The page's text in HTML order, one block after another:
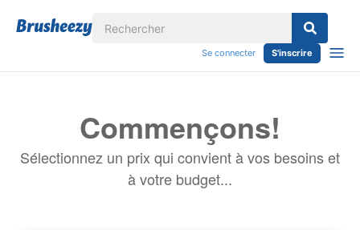
Se connecter S'inscrire
Commençons!
Sélectionnez un prix qui convient à vos besoins et
à votre budget...